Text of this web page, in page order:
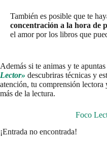
También es posible que te
concentración a la hora de
el amor por los libros que
Además si te animas y te
Lector» descubriras técnicas y
atención, tu comprensión
más de la lectura.
Foco
¡Entrada no encontrada!